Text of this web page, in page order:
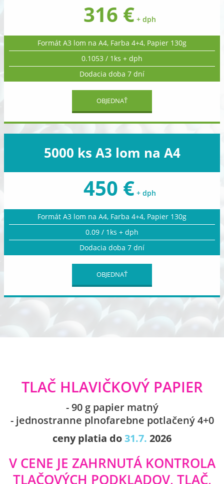
316 € + dph
Formát A3 lom na A4, Farba 4+4, Papier 130g
0.1053 / 1ks + dph
Dodacia doba 7 dní
OBJEDNAŤ
5000 ks A3 lom na A4
450 € + dph
Formát A3 lom na A4, Farba 4+4, Papier 130g
0.09 / 1ks + dph
Dodacia doba 7 dní
OBJEDNAŤ
TLAČ HLAVIČKOVÝ PAPIER
- 90 g papier matný
- jednostranne plnofarebne potlačený 4+0
ceny platia do31.7. 2026
V CENE JE ZAHRNUTÁ KONTROLA
TLAČOVÝCH PODKLADOV, TLAČ,